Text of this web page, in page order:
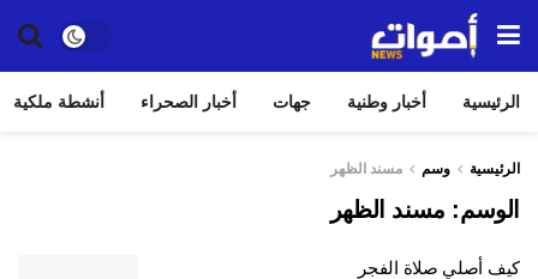
الرئيسية أخبار وطنية جهات أخبار الصحراء أنشطة ملكية
الرئيسية وسم مسند الظهر
الوسم: مسند الظهر
كيف أصلي صلاة الفجر